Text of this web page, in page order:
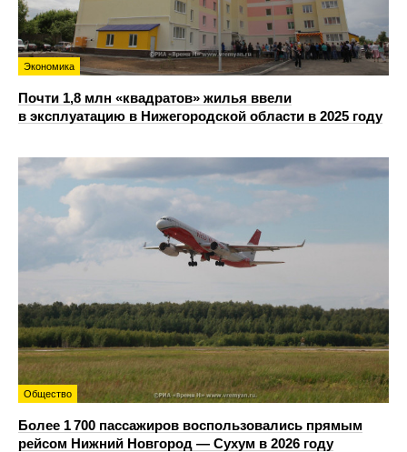
Экономика
Почти 1,8 млн «квадратов» жилья ввели
в эксплуатацию в Нижегородской области в 2025 году
Общество
Более 1 700 пассажиров воспользовались прямым
рейсом Нижний Новгород — Сухум в 2026 году